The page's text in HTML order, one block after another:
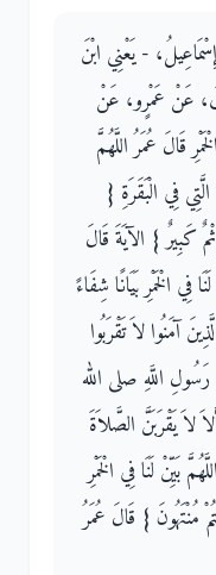
- يَعْنِي ابْنَ
عَنْ عَمْرٍو، عَنْ
قَالَ عُمَرُ اللَّهُمَّ
الَّتِي فِي الْبَقَرَةِ ‏{‏
كَبِيرٌ ‏}‏ الآيَةَ قَالَ
فِي الْخَمْرِ بَيَانًا شِفَاءً
آمَنُوا لاَ تَقْرَبُوا
اللَّهِ صلى الله
لاَ يَقْرَبَنَّ الصَّلاَةَ
بَيِّنْ لَنَا فِي الْخَمْرِ
مُنْتَهُونَ ‏}‏ قَالَ عُمَرُ